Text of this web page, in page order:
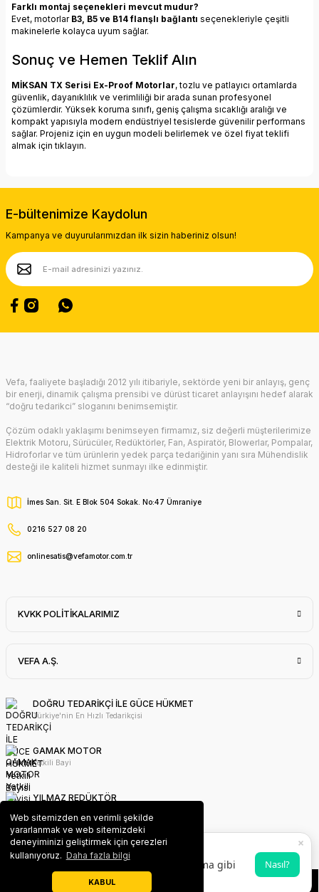
Web sitemizden en verimli şekilde
yararlanmak ve web sitemizdeki
deneyiminizi geliştirmek için çerezleri
kullanıyoruz. Daha fazla bilgi
KABUL
Farklı montaj seçenekleri mevcut mudur?
Evet, motorlar B3, B5 ve B14 flanşlı bağlantı seçenekleriyle çeşitli
makinelerle kolayca uyum sağlar.
Sonuç ve Hemen Teklif Alın
MİKSAN TX Serisi Ex-Proof Motorlar, tozlu ve patlayıcı ortamlarda
güvenlik, dayanıklılık ve verimliliği bir arada sunan profesyonel
çözümlerdir. Yüksek koruma sınıfı, geniş çalışma sıcaklığı aralığı ve
kompakt yapısıyla modern endüstriyel tesislerde güvenilir performans
sağlar. Projeniz için en uygun modeli belirlemek ve özel fiyat teklifi
almak için tıklayın.
E-bültenimize Kaydolun
Kampanya ve duyurularımızdan ilk sizin haberiniz olsun!
Vefa, faaliyete başladığı 2012 yılı itibariyle, sektörde yeni bir anlayış, genç
bir enerji, dinamik çalışma prensibi ve dürüst ticaret anlayışını hedef alarak
“doğru tedarikci” sloganını benimsemiştir.
Çözüm odaklı yaklaşımı benimseyen firmamız, siz değerli müşterilerimize
Elektrik Motoru, Sürücüler, Redüktörler, Fan, Aspiratör, Blowerlar, Pompalar,
Hidroforlar ve tüm ürünlerin yedek parça tedariğinin yanı sıra Mühendislik
desteği ile kaliteli hizmet sunmayı ilke edinmiştir.
İmes San. Sit. E Blok 504 Sokak. No:47 Ümraniye
0216 527 08 20
onlinesatis@vefamotor.com.tr
KVKK POLİTİKALARIMIZ
VEFA A.Ş.
DOĞRU TEDARİKÇİ İLE GÜCE HÜKMET
Türkiye'nin En Hızlı Tedarikçisi
GAMAK MOTOR
Yetkili Bayi
YILMAZ REDÜKTÖR
WAT MOTOR
Yetkili Bayi
×
VEFA PWA Uygulaması
Ana ekrana ekleyerek uygulama gibi
kullanabilirsin 💫
Nasıl?